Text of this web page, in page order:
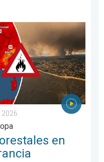
. . sábado, 1 de agosto
en España y Francia.
2026
en